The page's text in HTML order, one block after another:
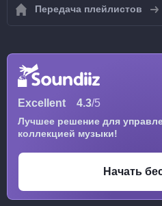
Передача плейлистов
Excellent 4.3/5
Лучшее решение для
коллекцией музыки!
Начать